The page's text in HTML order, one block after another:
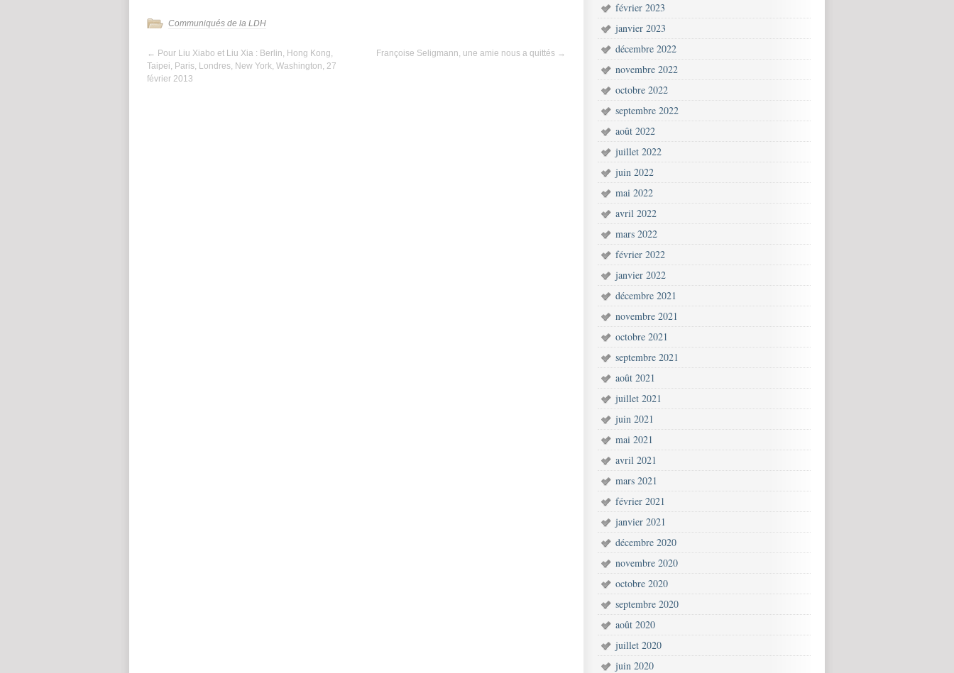
Communiqués de la LDH
← Pour Liu Xiabo et Liu Xia : Berlin, Hong Kong,
Taipei, Paris, Londres, New York, Washington, 27
février 2013
Françoise Seligmann, une amie nous a quittés →
février 2023
janvier 2023
décembre 2022
novembre 2022
octobre 2022
septembre 2022
août 2022
juillet 2022
juin 2022
mai 2022
avril 2022
mars 2022
février 2022
janvier 2022
décembre 2021
novembre 2021
octobre 2021
septembre 2021
août 2021
juillet 2021
juin 2021
mai 2021
avril 2021
mars 2021
février 2021
janvier 2021
décembre 2020
novembre 2020
octobre 2020
septembre 2020
août 2020
juillet 2020
juin 2020